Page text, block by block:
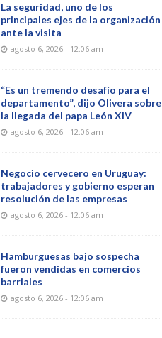
La seguridad, uno de los
principales ejes de la organización
ante la visita
agosto 6, 2026 - 12:06 am
“Es un tremendo desafío para el
departamento”, dijo Olivera sobre
la llegada del papa León XIV
agosto 6, 2026 - 12:06 am
Negocio cervecero en Uruguay:
trabajadores y gobierno esperan
resolución de las empresas
agosto 6, 2026 - 12:06 am
Hamburguesas bajo sospecha
fueron vendidas en comercios
barriales
agosto 6, 2026 - 12:06 am